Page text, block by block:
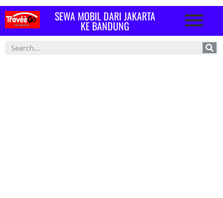
SEWA MOBIL DARI JAKARTA
KE BANDUNG